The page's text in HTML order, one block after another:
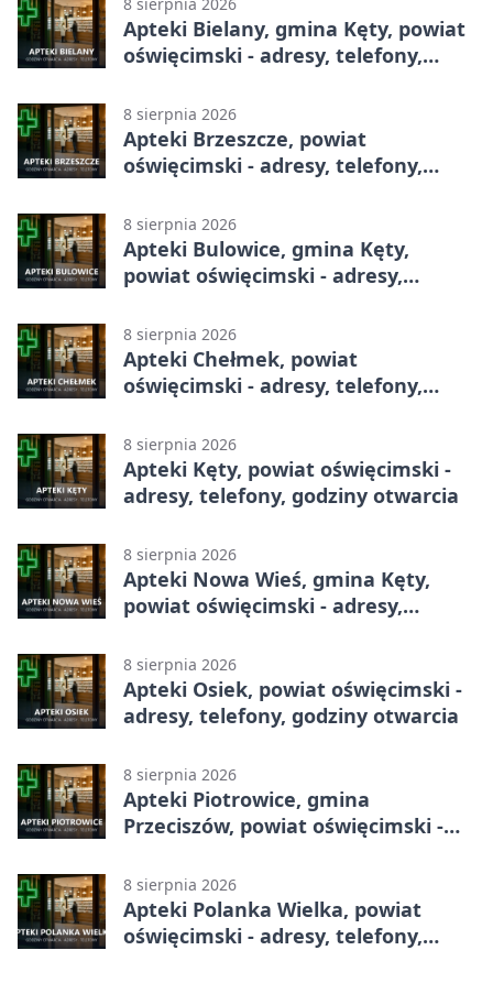
8 sierpnia 2026
Apteki Bielany, gmina Kęty, powiat
oświęcimski - adresy, telefony,
8 sierpnia 2026
Apteki Brzeszcze, powiat
oświęcimski - adresy, telefony,
8 sierpnia 2026
Apteki Bulowice, gmina Kęty,
powiat oświęcimski - adresy,
8 sierpnia 2026
Apteki Chełmek, powiat
oświęcimski - adresy, telefony,
8 sierpnia 2026
Apteki Kęty, powiat oświęcimski -
adresy, telefony, godziny otwarcia
8 sierpnia 2026
Apteki Nowa Wieś, gmina Kęty,
powiat oświęcimski - adresy,
8 sierpnia 2026
Apteki Osiek, powiat oświęcimski -
adresy, telefony, godziny otwarcia
8 sierpnia 2026
Apteki Piotrowice, gmina
Przeciszów, powiat oświęcimski -
8 sierpnia 2026
Apteki Polanka Wielka, powiat
oświęcimski - adresy, telefony,